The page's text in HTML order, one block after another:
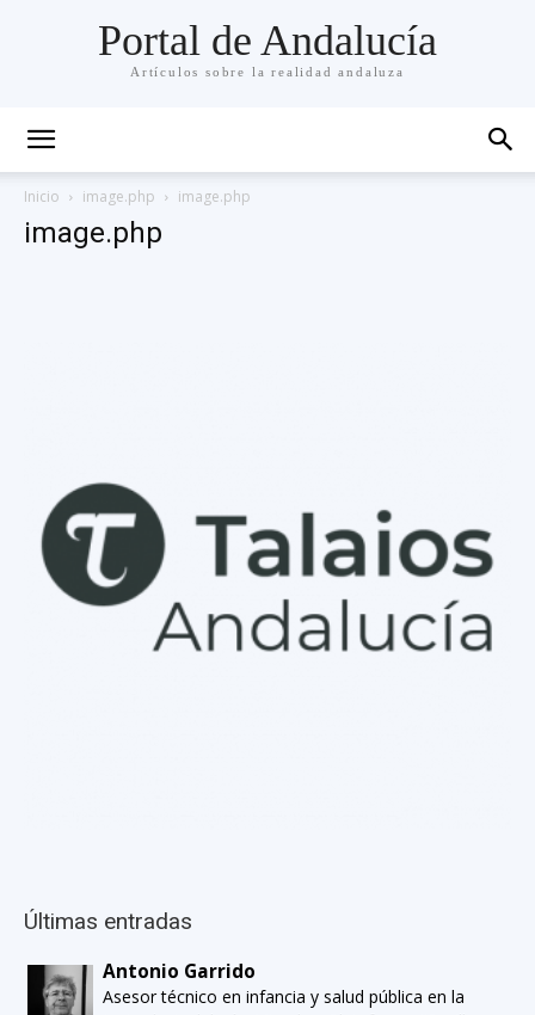
Portal de Andalucía
Artículos sobre la realidad andaluza
Inicio image.php image.php
image.php
Últimas entradas
Antonio Garrido
Asesor técnico en infancia y salud pública en la